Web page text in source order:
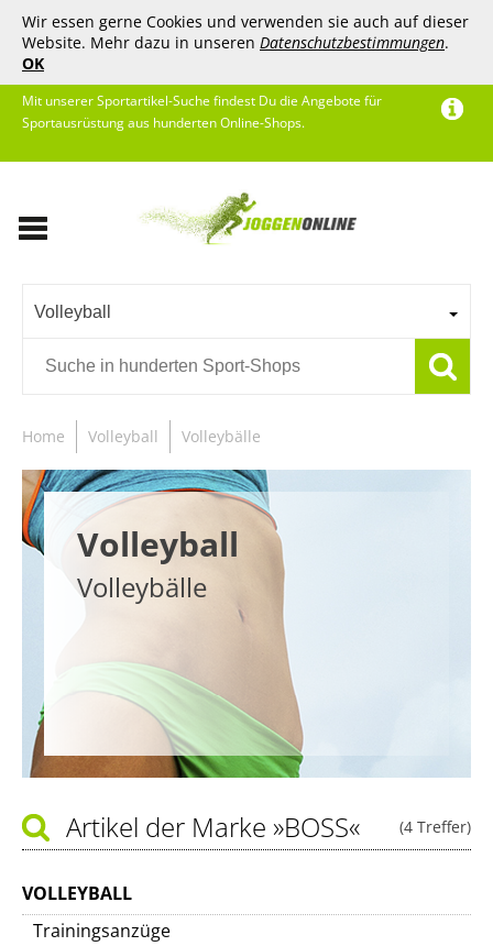
Wir essen gerne Cookies und verwenden sie auch auf dieser
Website. Mehr dazu in unseren Datenschutzbestimmungen.
OK
Mit unserer Sportartikel-Suche findest Du die Angebote für
Sportausrüstung aus hunderten Online-Shops.
Volleyball
Home Volleyball Volleybälle
Volleyball
Volleybälle
(4 Treffer)
Artikel der Marke »BOSS«
VOLLEYBALL
Trainingsanzüge